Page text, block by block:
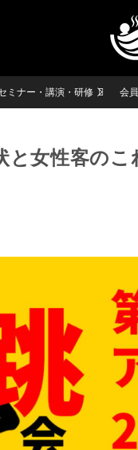
ミナー・講演・研修 会
と女性客の